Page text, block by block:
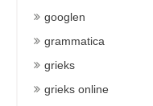
googlen
grammatica
grieks
grieks online